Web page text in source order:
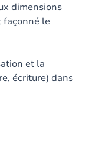
dimensions
façonné le
et la
écriture) dans